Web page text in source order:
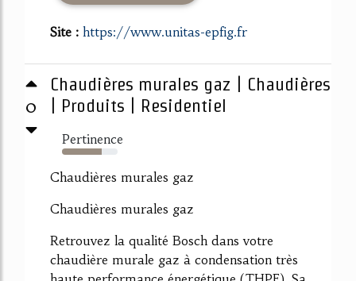
Site : https://www.unitas-epfig.fr
0
Chaudières murales gaz | Chaudières
| Produits | Residentiel
Pertinence
71%
Chaudières murales gaz
Chaudières murales gaz
Retrouvez la qualité Bosch dans votre
chaudière murale gaz à condensation très